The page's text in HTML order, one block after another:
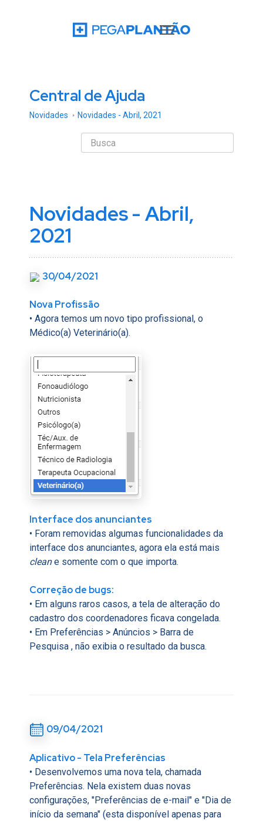
Central de Ajuda
Novidades Novidades - Abril, 2021
Novidades - Abril,
2021
30/04/2021
Nova Profissão
• Agora temos um novo tipo profissional, o
Médico(a) Veterinário(a).
Interface dos anunciantes
• Foram removidas algumas funcionalidades da
interface dos anunciantes, agora ela está mais
cleane somente com o que importa.
Correção de bugs:
• Em alguns raros casos, a tela de alteração do
cadastro dos coordenadores ficava congelada.
• Em Preferências > Anúncios > Barra de
Pesquisa , não exibia o resultado da busca.
09/04/2021
Aplicativo - Tela Preferências
• Desenvolvemos uma nova tela, chamada
Preferências. Nela existem duas novas
configurações, "Preferências de e-mail" e "Dia de
início da semana" (esta disponível apenas para